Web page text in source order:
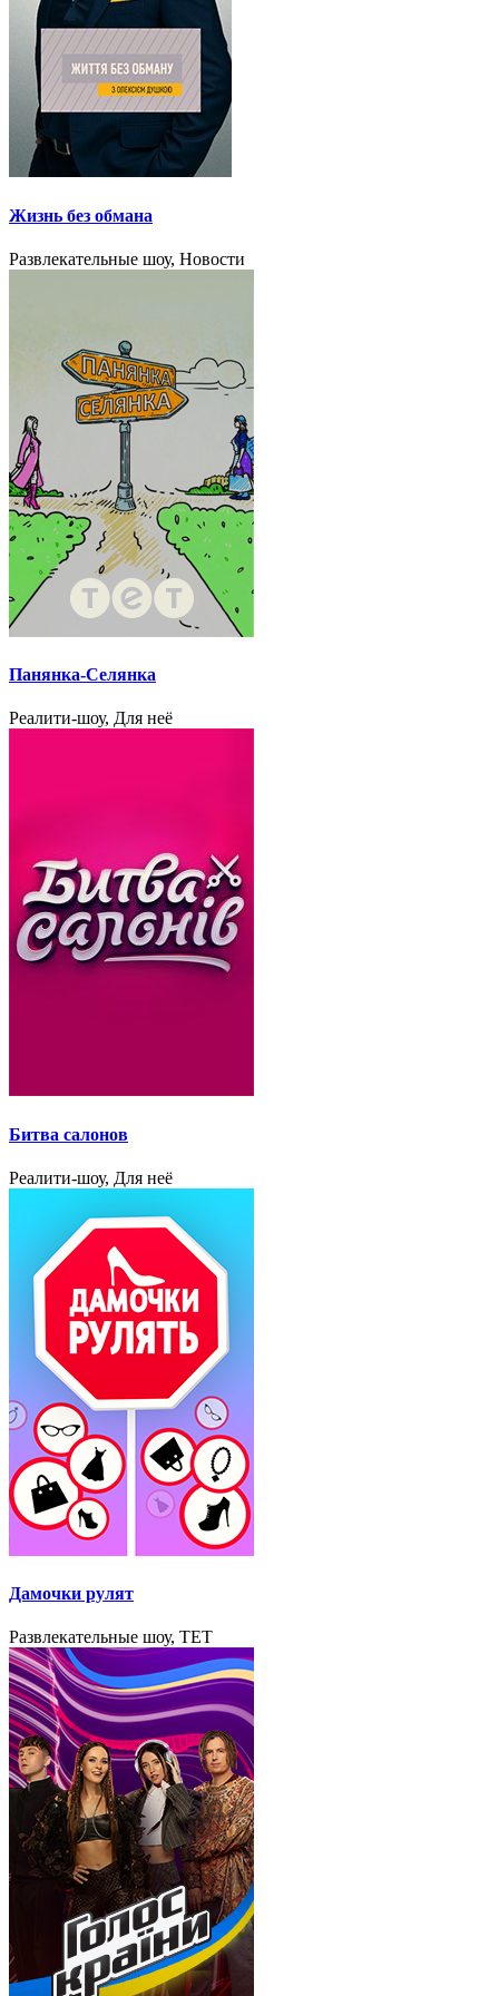
Жизнь без обмана
Развлекательные шоу, Новости
Панянка-Селянка
Реалити-шоу, Для неё
Битва салонов
Реалити-шоу, Для неё
Дамочки рулят
Развлекательные шоу, TET